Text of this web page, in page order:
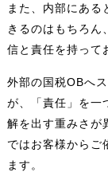
また、内部にあ
きるのはもちろん
信と責任を持って
外部の国税OBへ
が、「責任」を一
解を出す重みさが
ではお客様からご
ます。